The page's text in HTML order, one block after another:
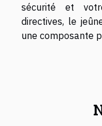
sécurité et
directives, le
une composante